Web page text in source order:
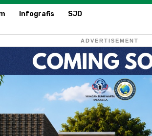
Infografis SJD
ADVERTISEMENT